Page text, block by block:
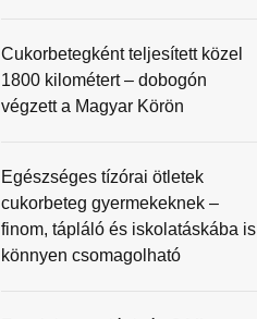
Cukorbetegként teljesített közel
1800 kilométert – dobogón
végzett a Magyar Körön
Egészséges tízórai ötletek
cukorbeteg gyermekeknek –
finom, tápláló és iskolatáskába is
könnyen csomagolható